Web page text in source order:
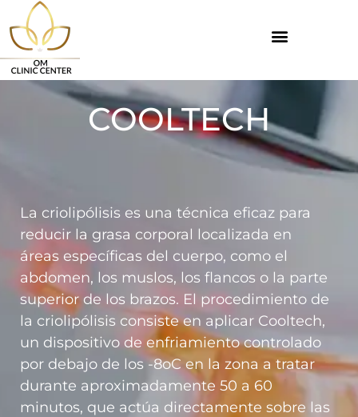
COOLTECH
La criolipólisis es una técnica eficaz para
reducir la grasa corporal localizada en
áreas específicas del cuerpo, como el
abdomen, los muslos, los flancos o la parte
superior de los brazos. El procedimiento de
la criolipólisis consiste en aplicar Cooltech,
un dispositivo de enfriamiento controlado
por debajo de los -8oC en la zona a tratar
durante aproximadamente 50 a 60
minutos, que actúa directamente sobre las